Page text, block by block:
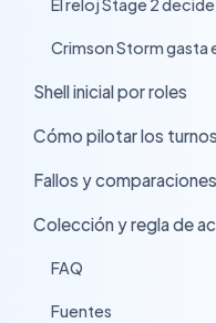
El reloj Stage 2
Crimson Storm gasta
Shell inicial por roles
Cómo pilotar los turnos
Fallos y
Colección y regla de
FAQ
Fuentes